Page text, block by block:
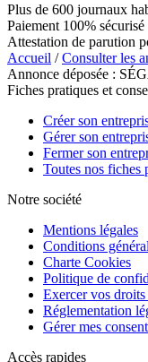
Plus de 600 journaux
Paiement 100% sécurisé
Attestation de parution
Accueil /Consulter les
Annonce déposée :
Fiches pratiques et
Créer son
Gérer son
Fermer son
Toutes nos fiches
Notre société
Mentions légales
Conditions
Charte Cookies
Politique de
Exercer vos
Réglementation
Gérer mes
Accès rapides